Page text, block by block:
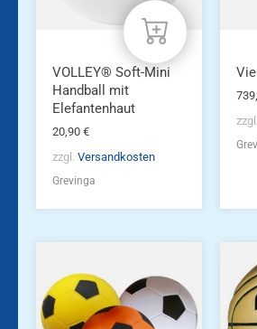
VOLLEY® Soft-Mini
Handball mit
Elefantenhaut
20,90 €
zzgl. Versandkosten
Grevinga
zzgl.